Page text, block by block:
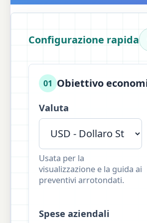
Configurazione rapida
01 Obiettivo
Valuta
Usata per la
visualizzazione e la guida ai
preventivi arrotondati.
Spese aziendali